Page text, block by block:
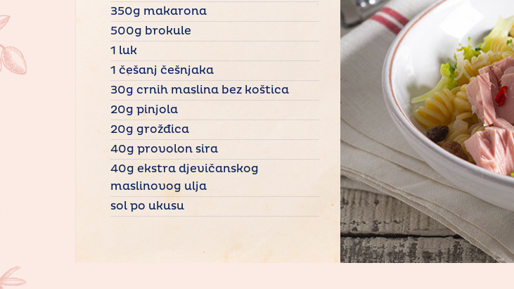
350g makarona
500g brokule
1 luk
1 češanj češnjaka
30g crnih maslina bez koštica
20g pinjola
20g grožđica
40g provolon sira
40g ekstra djevičanskog
maslinovog ulja
sol po ukusu